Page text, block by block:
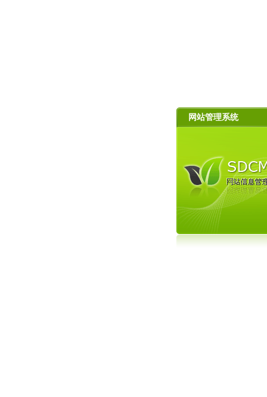
网站管理系统